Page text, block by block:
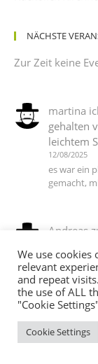
NÄCHSTE
Zur Zeit keine
martina
gehalten
leichtem
12/08/2025
es war ein
gemacht,
Andreas
06/07/2025
DJ T Ein
haben :-))
martina
We use
relevant
and repeat
the use of ALL
"Cookie
Cookie Settings